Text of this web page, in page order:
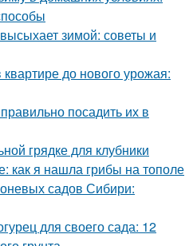
зимой: советы и
квартире до нового урожая:
посадить их в
грядке для клубники
как я нашла грибы на тополе
садов Сибири:
для своего сада: 12